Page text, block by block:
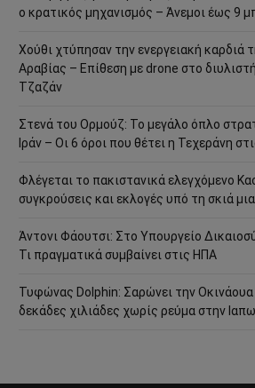
ο κρατικός μηχανισμός – Άνεμοι έως 9
Χούθι χτύπησαν την ενεργειακή καρδιά
Αραβίας – Επίθεση με drone στο
Τζαζάν
Στενά του Ορμούζ: Το μεγάλο όπλο
Ιράν – Οι 6 όροι που θέτει η Τεχεράνη
Φλέγεται το πακιστανικά ελεγχόμενο
συγκρούσεις και εκλογές υπό τη σκιά
Άντονι Φάουτσι: Στο Υπουργείο
Τι πραγματικά συμβαίνει στις ΗΠΑ
Τυφώνας Dolphin: Σαρώνει την Οκινάουα
δεκάδες χιλιάδες χωρίς ρεύμα στην